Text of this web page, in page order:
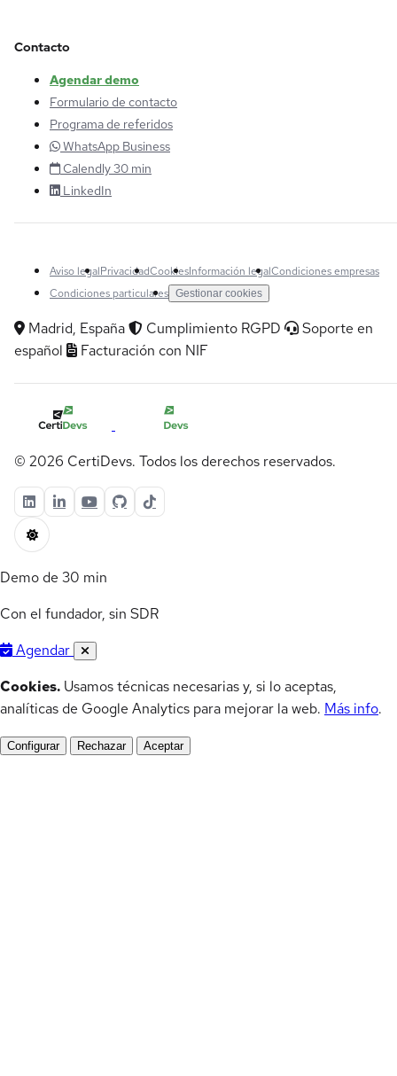
Contacto
Agendar demo
Formulario de contacto
Programa de referidos
WhatsApp Business
Calendly 30 min
LinkedIn
Aviso legalPrivacidadCookiesInformación legalCondiciones empresas
Condiciones particulares Gestionar cookies
Madrid, España Cumplimiento RGPD
Soporte en
español
Facturación con NIF
© 2026 CertiDevs. Todos los derechos reservados.
Demo de 30 min
Con el fundador, sin SDR
Agendar
Cookies. Usamos técnicas necesarias y, si lo aceptas,
analíticas de Google Analytics para mejorar la web. Más info.
Configurar Rechazar Aceptar